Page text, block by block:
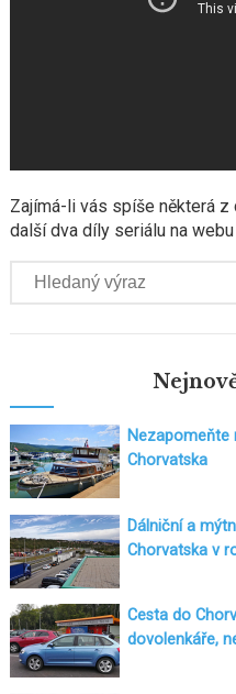
Zajímá-li vás spíše některá
další dva díly seriálu na
Chorvatska
Dálniční a
Chorvatska v
Cesta do
dovolenkáře,